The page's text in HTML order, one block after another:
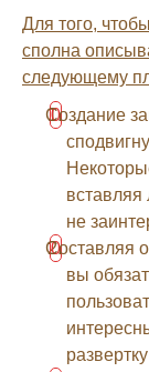
Для того,
сполна
следующему
Создание
не
Составляя
вы